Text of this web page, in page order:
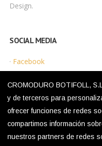
Design.
SOCIAL MEDIA
· Facebook
·Instagram
·Privacy Policy
CROMODURO BOTIFOLL,
y de terceros para
ofrecer funciones de redes
compartimos información
nuestros partners de redes